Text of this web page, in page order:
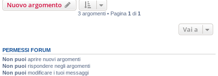
Nuovo argomento
3 argomenti • Pagina 1 di 1
Vai a
PERMESSI FORUM
Non puoi aprire nuovi argomenti
Non puoi rispondere negli argomenti
Non puoi modificare i tuoi messaggi